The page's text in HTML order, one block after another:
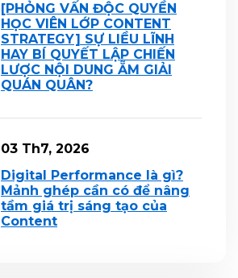
[PHỎNG VẤN ĐỘC QUYỀN
HỌC VIÊN LỚP CONTENT
STRATEGY] SỰ LIỀU LĨNH
HAY BÍ QUYẾT LẬP CHIẾN
LƯỢC NỘI DUNG ẴM GIẢI
QUÁN QUÂN?
03 Th7, 2026
Digital Performance là gì?
Mảnh ghép cần có để nâng
tầm giá trị sáng tạo của
Content